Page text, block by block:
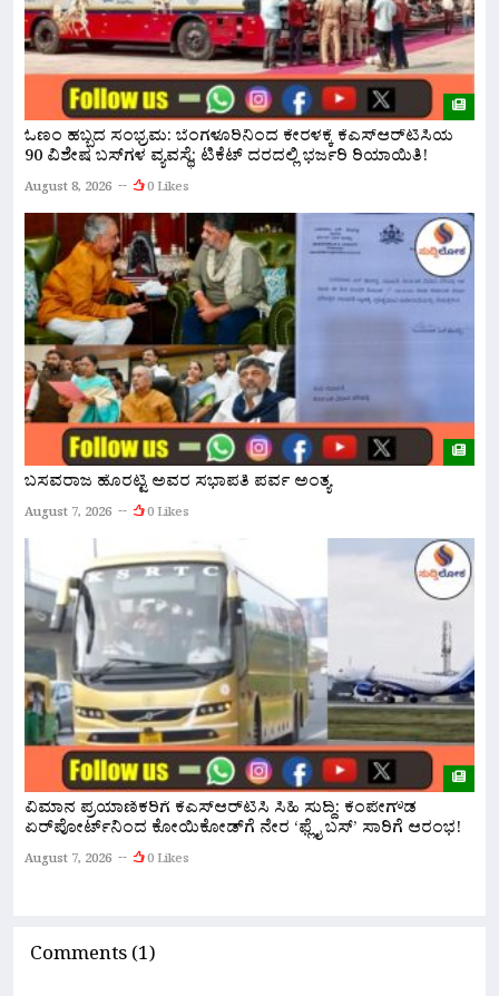
ಓಣಂ ಹಬ್ಬದ ಸಂಭ್ರಮ: ಬೆಂಗಳೂರಿನಿಂದ ಕೇರಳಕ್ಕೆ ಕೆಎಸ್‌ಆರ್‌ಟಿಸಿಯ
90 ವಿಶೇಷ ಬಸ್‌ಗಳ ವ್ಯವಸ್ಥೆ; ಟಿಕೆಟ್ ದರದಲ್ಲಿ ಭರ್ಜರಿ ರಿಯಾಯಿತಿ!
August 8, 2026 0 Likes
ಬಸವರಾಜ ಹೊರಟ್ಟಿ ಅವರ ಸಭಾಪತಿ ಪರ್ವ ಅಂತ್ಯ
August 7, 2026 0 Likes
ವಿಮಾನ ಪ್ರಯಾಣಿಕರಿಗೆ ಕೆಎಸ್‌ಆರ್‌ಟಿಸಿ ಸಿಹಿ ಸುದ್ದಿ: ಕೆಂಪೇಗೌಡ
ಏರ್‌ಪೋರ್ಟ್‌ನಿಂದ ಕೋಯಿಕೋಡ್‌ಗೆ ನೇರ ‘ಫ್ಲೈ ಬಸ್’ ಸಾರಿಗೆ ಆರಂಭ!
August 7, 2026 0 Likes
Comments (1)